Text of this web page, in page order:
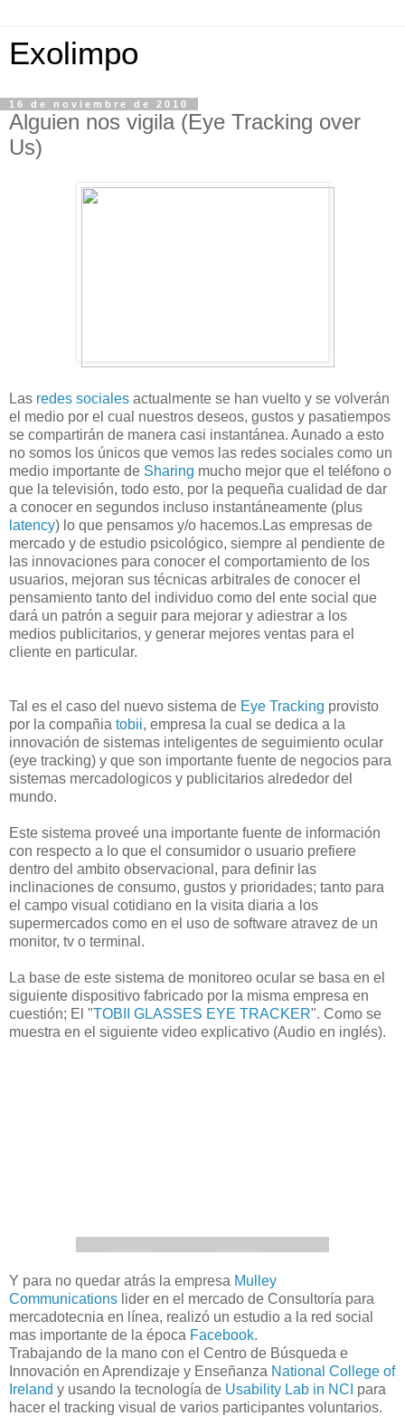
Exolimpo
16 de noviembre de 2010
Alguien nos vigila (Eye Tracking over
Us)
Las redes sociales actualmente se han vuelto y se volverán
el medio por el cual nuestros deseos, gustos y pasatiempos
se compartirán de manera casi instantánea. Aunado a esto
no somos los únicos que vemos las redes sociales como un
medio importante de Sharing mucho mejor que el teléfono o
que la televisión, todo esto, por la pequeña cualidad de dar
a conocer en segundos incluso instantáneamente (plus
latency) lo que pensamos y/o hacemos.Las empresas de
mercado y de estudio psicológico, siempre al pendiente de
las innovaciones para conocer el comportamiento de los
usuarios, mejoran sus técnicas arbitrales de conocer el
pensamiento tanto del individuo como del ente social que
dará un patrón a seguir para mejorar y adiestrar a los
medios publicitarios, y generar mejores ventas para el
cliente en particular.
Tal es el caso del nuevo sistema de Eye Tracking provisto
por la compañia tobii, empresa la cual se dedica a la
innovación de sistemas inteligentes de seguimiento ocular
(eye tracking) y que son importante fuente de negocios para
sistemas mercadologicos y publicitarios alrededor del
mundo.
Este sistema proveé una importante fuente de información
con respecto a lo que el consumidor o usuario prefiere
dentro del ambito observacional, para definir las
inclinaciones de consumo, gustos y prioridades; tanto para
el campo visual cotidiano en la visita diaria a los
supermercados como en el uso de software atravez de un
monitor, tv o terminal.
La base de este sistema de monitoreo ocular se basa en el
siguiente dispositivo fabricado por la misma empresa en
cuestión; El "TOBII GLASSES EYE TRACKER". Como se
muestra en el siguiente video explicativo (Audio en inglés).
Y para no quedar atrás la empresa Mulley
Communications lider en el mercado de Consultoría para
mercadotecnia en línea, realizó un estudio a la red social
mas importante de la época Facebook.
Trabajando de la mano con el Centro de Búsqueda e
Innovación en Aprendizaje y Enseñanza National College of
Ireland y usando la tecnología de Usability Lab in NCI para
hacer el tracking visual de varios participantes voluntarios.